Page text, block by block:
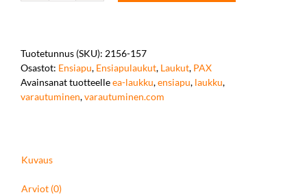
L
for
Varautuminen.com
määrä
Tuotetunnus (SKU): 2156-157
Osastot: Ensiapu, Ensiapulaukut, Laukut, PAX
Avainsanat tuotteelleea-laukku,ensiapu, laukku,
varautuminen,varautuminen.com
Kuvaus
Arviot (0)